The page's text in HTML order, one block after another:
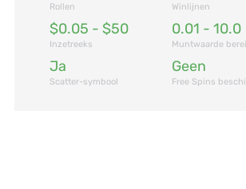
Rollen Winlijnen
$0.05 - $50
Inzetreeks
0.01 - 10.0
Muntwaarde
Ja
Scatter-symbool
Geen
Free Spins